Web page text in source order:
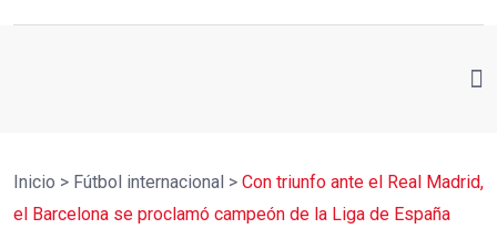
Inicio > Fútbol internacional > Con triunfo ante el Real Madrid,
el Barcelona se proclamó campeón de la Liga de España